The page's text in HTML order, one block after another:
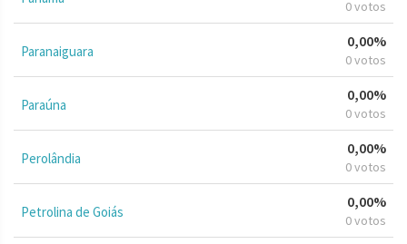
0 votos
Paranaiguara
0,00%
0 votos
Paraúna
0,00%
0 votos
Perolândia
0,00%
0 votos
Petrolina de Goiás
0,00%
0 votos